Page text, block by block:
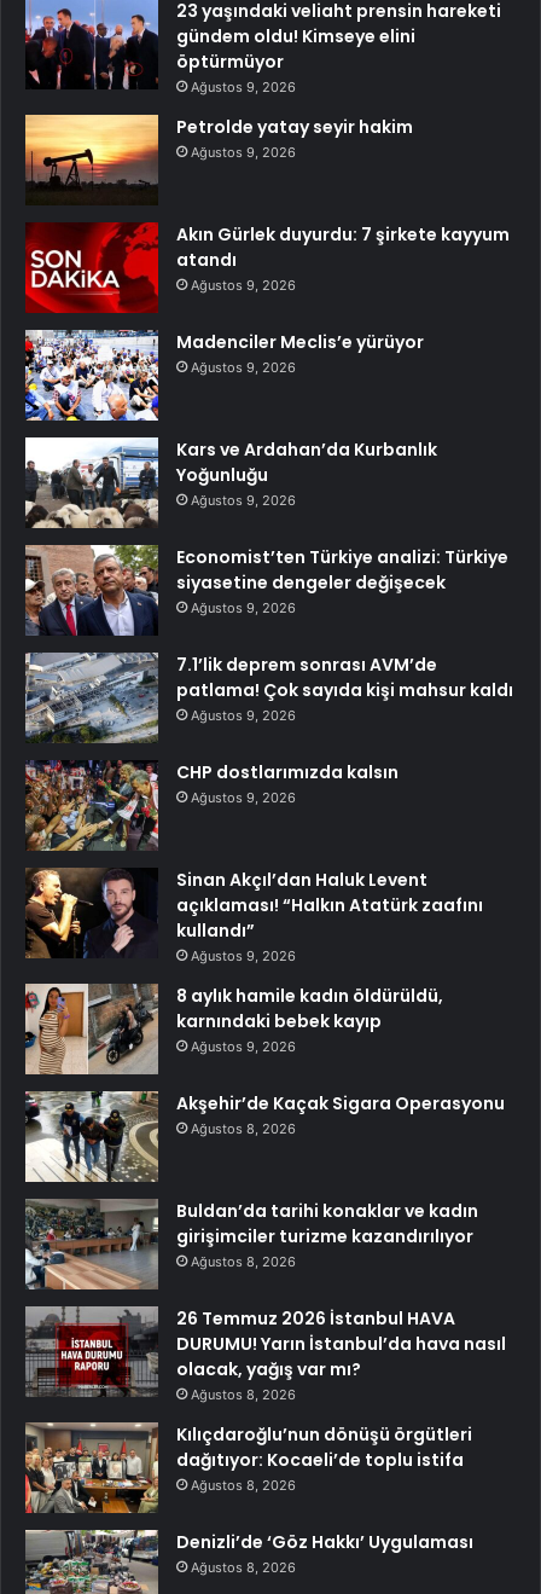
23 yaşındaki veliaht prensin hareketi
gündem oldu! Kimseye elini
öptürmüyor
Ağustos 9, 2026
Petrolde yatay seyir hakim
Ağustos 9, 2026
Akın Gürlek duyurdu: 7 şirkete kayyum
atandı
Ağustos 9, 2026
Madenciler Meclis’e yürüyor
Ağustos 9, 2026
Kars ve Ardahan’da Kurbanlık
Yoğunluğu
Ağustos 9, 2026
Economist’ten Türkiye analizi: Türkiye
siyasetine dengeler değişecek
Ağustos 9, 2026
7.1’lik deprem sonrası AVM’de
patlama! Çok sayıda kişi mahsur kaldı
Ağustos 9, 2026
CHP dostlarımızda kalsın
Ağustos 9, 2026
Sinan Akçıl’dan Haluk Levent
açıklaması! “Halkın Atatürk zaafını
kullandı”
Ağustos 9, 2026
8 aylık hamile kadın öldürüldü,
karnındaki bebek kayıp
Ağustos 9, 2026
Akşehir’de Kaçak Sigara Operasyonu
Ağustos 8, 2026
Buldan’da tarihi konaklar ve kadın
girişimciler turizme kazandırılıyor
Ağustos 8, 2026
26 Temmuz 2026 İstanbul HAVA
DURUMU! Yarın İstanbul’da hava nasıl
olacak, yağış var mı?
Ağustos 8, 2026
Kılıçdaroğlu’nun dönüşü örgütleri
dağıtıyor: Kocaeli’de toplu istifa
Ağustos 8, 2026
Denizli’de ‘Göz Hakkı’ Uygulaması
Ağustos 8, 2026